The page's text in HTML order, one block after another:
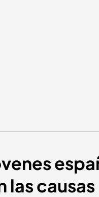
las causas